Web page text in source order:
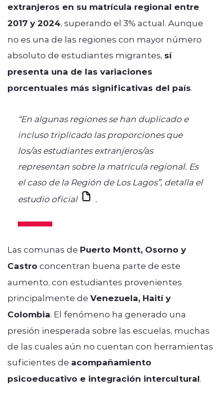
extranjeros en su matrícula regional entre
2017 y 2024, superando el 3% actual. Aunque
no es una de las regiones con mayor número
absoluto de estudiantes migrantes, sí
presenta una de las variaciones
porcentuales más significativas del país.
“En algunas regiones se han duplicado e
incluso triplicado las proporciones que
los/as estudiantes extranjeros/as
representan sobre la matrícula regional. Es
el caso de la Región de Los Lagos”, detalla el
estudio oficial
.
Las comunas de Puerto Montt, Osorno y
Castro concentran buena parte de este
aumento, con estudiantes provenientes
principalmente de Venezuela, Haití y
Colombia. El fenómeno ha generado una
presión inesperada sobre las escuelas, muchas
de las cuales aún no cuentan con herramientas
suficientes de acompañamiento
psicoeducativo e integración intercultural.